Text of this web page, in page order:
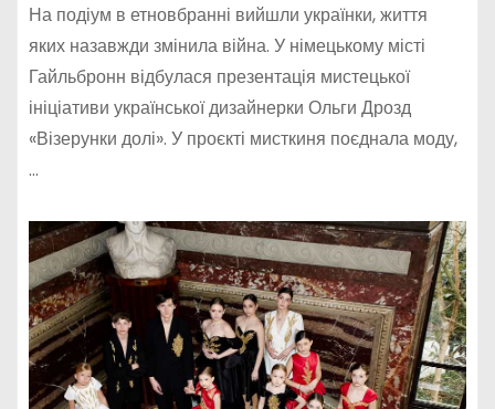
На подіум в етновбранні вийшли українки, життя
яких назавжди змінила війна. У німецькому місті
Гайльбронн відбулася презентація мистецької
ініціативи української дизайнерки Ольги Дрозд
«Візерунки долі». У проєкті мисткиня поєднала моду,
…